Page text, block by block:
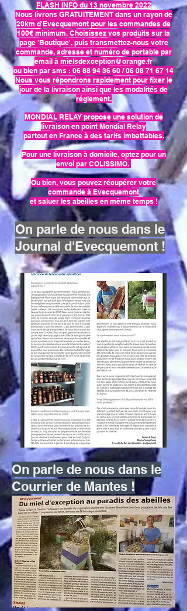
FLASH INFO du 13 novembre 2022
Nous livrons GRATUITEMENT dans un rayon de
20km d'Evecquemont pour les commandes de
100€ minimum. Choisissez vos produits sur la
page 'Boutique', puis transmettez-nous votre
commande, adresse et numéro de portable par
email à mielsdexception@orange.fr
ou bien par sms : 06 88 94 36 60/06 08 71 67 14
Nous vous répondrons rapidement pour fixer le
jour de la livraison ainsi que les modalités de
réglement.
MONDIAL RELAY propose une solution de
livraison en point Mondial Relay
partout en France à des tarifs imbattables.
Pour une livraison à domicile, optez pour un
envoi par COLISSIMO.
Ou bien, vous pouvez récupérer votre
commande à Evecquemont
et saluer les abeilles en même temps !
On parle de nous dans le
Journal d'Evecquemont !
On parle de nous dans le
Courrier de Mantes !